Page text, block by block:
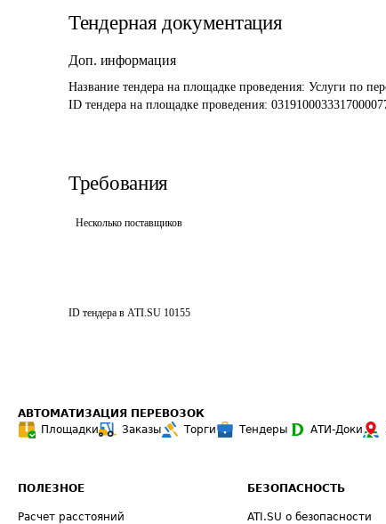
Тендерная документация
Доп. информация
Название тендера на площадке проведения: Услуги по
ID тендера на площадке проведения:
Требования
Несколько поставщиков
ID тендера в ATI.SU 10155
АВТОМАТИЗАЦИЯ ПЕРЕВОЗОК
Площадки
Заказы Торги Тендеры АТИ-Доки
ПОЛЕЗНОЕ
Расчет расстояний
БЕЗОПАСНОСТЬ
ATI.SU о безопасности